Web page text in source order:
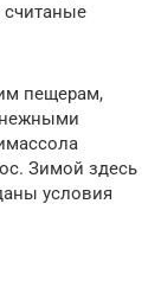
считаные
пещерам,
Зимой здесь
условия